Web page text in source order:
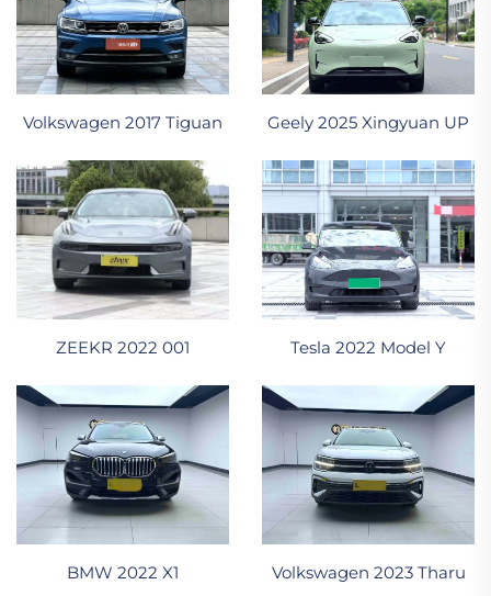
Volkswagen 2017 Tiguan Geely 2025 Xingyuan UP
ZEEKR 2022 001 Tesla 2022 Model Y
BMW 2022 X1 Volkswagen 2023 Tharu